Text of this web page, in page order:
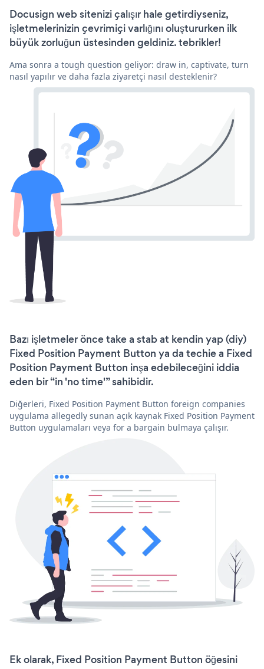
Docusign web sitenizi çalışır hale getirdiyseniz,
işletmelerinizin çevrimiçi varlığını oluştururken ilk
büyük zorluğun üstesinden geldiniz. tebrikler!
Ama sonra a tough question geliyor: draw in, captivate, turn
nasıl yapılır ve daha fazla ziyaretçi nasıl desteklenir?
Bazı işletmeler önce take a stab at kendin yap (diy)
Fixed Position Payment Button ya da techie a Fixed
Position Payment Button inşa edebileceğini iddia
eden bir “in 'no time'” sahibidir.
Diğerleri, Fixed Position Payment Button foreign companies
uygulama allegedly sunan açık kaynak Fixed Position Payment
Button uygulamaları veya for a bargain bulmaya çalışır.
Ek olarak, Fixed Position Payment Button öğesini